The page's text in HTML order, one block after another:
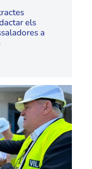
els
a